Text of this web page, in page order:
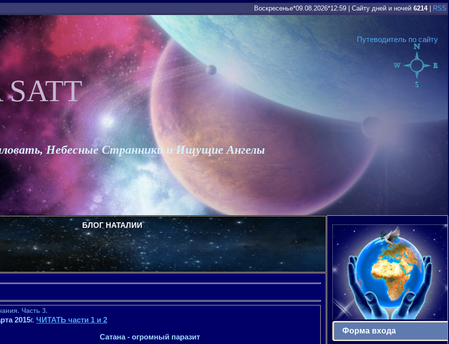
Воскресенье*09.08.2026*12:59 Сайту дней и ночей 6214| RSS
Путеводитель по сайту
Небесные Странники и Ищущие Ангелы
БЛОГ НАТАЛИИ
Часть 3.
2015г. ЧИТАТЬ части 1 и 2
Сатана - огромный паразит
Форма входа